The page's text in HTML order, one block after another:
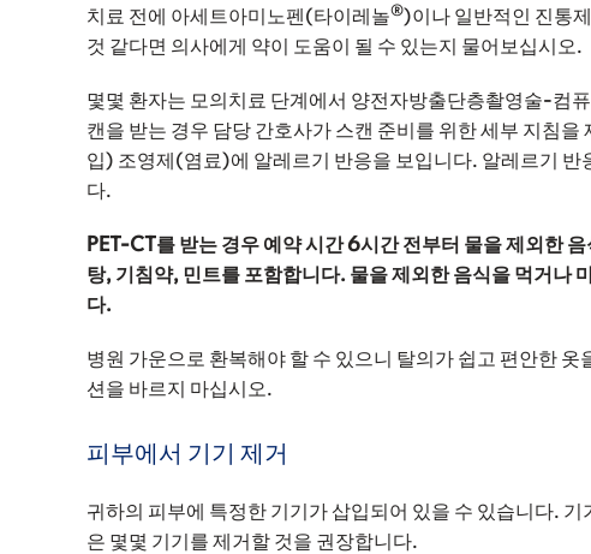
치료 전에 아세트아미노펜(타이레놀®)이나 일반적인 진통
것 같다면 의사에게 약이 도움이 될 수 있는지 물어보십시오.
몇몇 환자는 모의치료 단계에서 양전자방출단층촬영술-컴
캔을 받는 경우 담당 간호사가 스캔 준비를 위한 세부 지침
입) 조영제(염료)에 알레르기 반응을 보입니다. 알레르기
다.
PET-CT를 받는 경우 예약 시간 6시간 전부터 물을 제외한
탕, 기침약, 민트를 포함합니다. 물을 제외한 음식을 먹거나
다.
병원 가운으로 환복해야 할 수 있으니 탈의가 쉽고 편안한
션을 바르지 마십시오.
피부에서 기기 제거
귀하의 피부에 특정한 기기가 삽입되어 있을 수 있습니다.
은 몇몇 기기를 제거할 것을 권장합니다.